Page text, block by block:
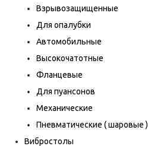
Взрывозащищенные
Для опалубки
Автомобильные
Высокочатотные
Фланцевые
Для пуансонов
Механические
Пневматические ( шаровые )
Вибростолы